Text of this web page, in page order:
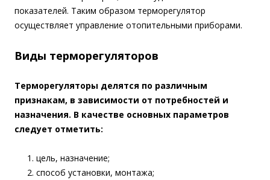
показателей. Таким образом терморегулятор
осуществляет управление отопительными приборами.
Виды терморегуляторов
Терморегуляторы делятся по различным
признакам, в зависимости от потребностей и
назначения. В качестве основных параметров
следует отметить:
цель, назначение;
способ установки, монтажа;